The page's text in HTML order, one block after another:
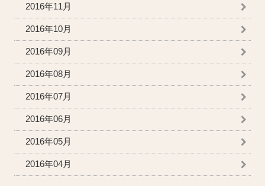
2016年11月
2016年10月
2016年09月
2016年08月
2016年07月
2016年06月
2016年05月
2016年04月